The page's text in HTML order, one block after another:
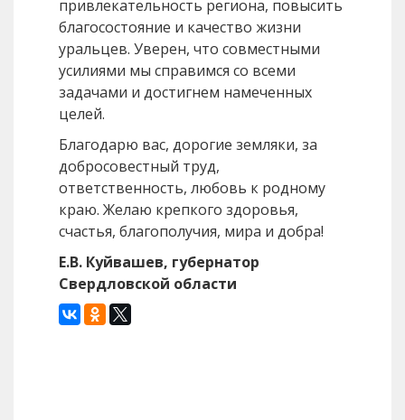
привлекательность региона, повысить
благосостояние и качество жизни
уральцев. Уверен, что совместными
усилиями мы справимся со всеми
задачами и достигнем намеченных
целей.
Благодарю вас, дорогие земляки, за
добросовестный труд,
ответственность, любовь к родному
краю. Желаю крепкого здоровья,
счастья, благополучия, мира и добра!
Е.В. Куйвашев, губернатор
Свердловской области